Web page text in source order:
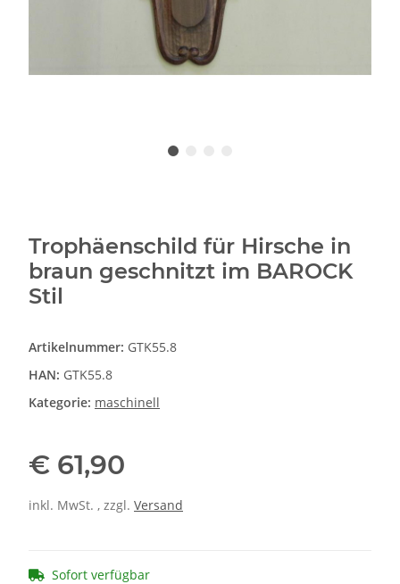
Trophäenschild für Hirsche in
braun geschnitzt im BAROCK
Stil
Artikelnummer: GTK55.8
HAN: GTK55.8
Kategorie: maschinell
€ 61,90
inkl. MwSt. , zzgl. Versand
Sofort verfügbar